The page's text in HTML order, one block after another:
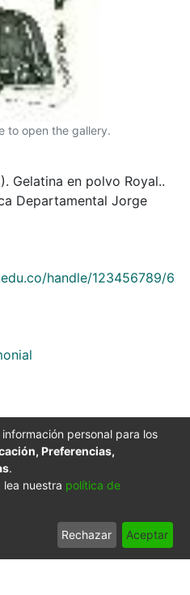
to open the gallery.
Gelatina en polvo Royal..
Departamental Jorge
handle/123456789/6
personal para los
Preferencias,
.
lea nuestra política de
Rechazar Aceptar